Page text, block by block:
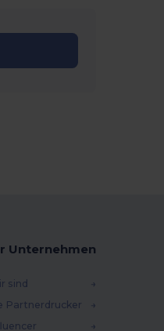
Unternehmen
sind
Partnerdrucker